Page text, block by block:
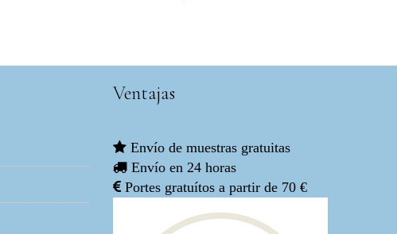
Ventajas
Envío de muestras gratuitas
Envío en 24 horas
Portes gratuítos a partir de 70 €